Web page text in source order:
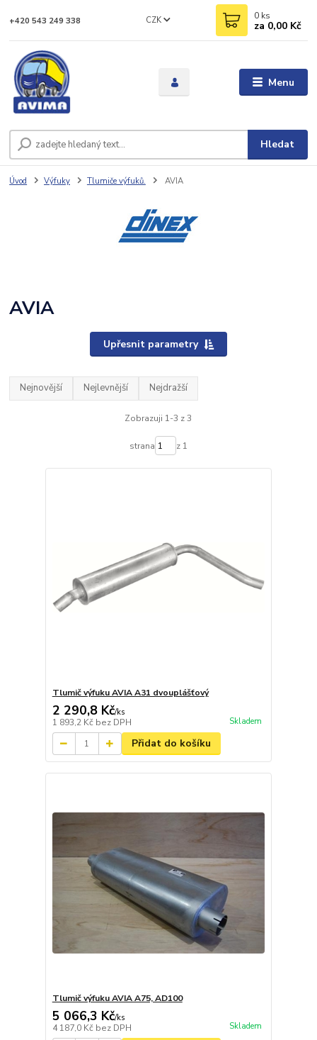
Menu
CZK
Hledat
+420 543 249 338 0 ks
za 0,00 Kč
Úvod Výfuky Tlumiče výfuků. AVIA
AVIA
Upřesnit parametry
Nejnovější Nejlevnější Nejdražší
Zobrazuji 1-3 z 3
strana z 1
Tlumič výfuku AVIA A31 dvouplášťový
2 290,8 Kč/ks
1 893,2 Kč bez DPH Skladem
Přidat do košíku
Tlumič výfuku AVIA A75, AD100
5 066,3 Kč/ks
4 187,0 Kč bez DPH Skladem